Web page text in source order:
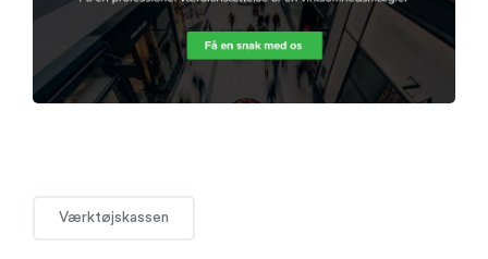
Værktøjskassen